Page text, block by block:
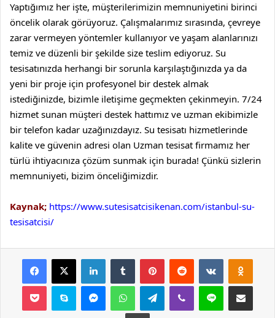
Yaptığımız her işte, müşterilerimizin memnuniyetini birinci
öncelik olarak görüyoruz. Çalışmalarımız sırasında, çevreye
zarar vermeyen yöntemler kullanıyor ve yaşam alanlarınızı
temiz ve düzenli bir şekilde size teslim ediyoruz. Su
tesisatınızda herhangi bir sorunla karşılaştığınızda ya da
yeni bir proje için profesyonel bir destek almak
istediğinizde, bizimle iletişime geçmekten çekinmeyin. 7/24
hizmet sunan müşteri destek hattımız ve uzman ekibimizle
bir telefon kadar uzağınızdayız. Su tesisatı hizmetlerinde
kalite ve güvenin adresi olan Uzman tesisat firmamız her
türlü ihtiyacınıza çözüm sunmak için burada! Çünkü sizlerin
memnuniyeti, bizim önceliğimizdir.
Kaynak; https://www.sutesisatcisikenan.com/istanbul-su-
tesisatcisi/
Facebook
X LinkedInTumblr PinterestReddit VKontakte
Pocket Skype MessengerWhatsAppTelegramViber Line E-Posta ile
Yazdır